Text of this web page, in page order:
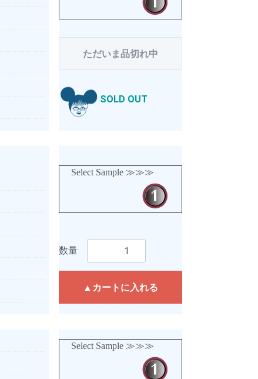
ただいま品切れ中
SOLD OUT
Select Sample ≫≫≫
数量
▲カートに入れる
Select Sample ≫≫≫